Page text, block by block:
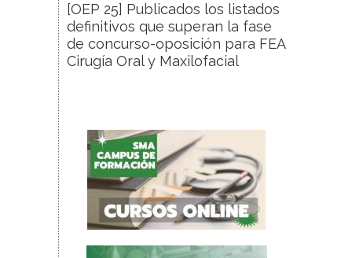
[OEP 25] Publicados los listados
definitivos que superan la fase
de concurso-oposición para FEA
Cirugía Oral y Maxilofacial